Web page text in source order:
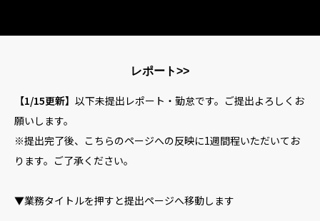
レポート>>
【1/15更新】 以下未提出レポート・勤怠です。ご提出よろしくお
願いします。
※提出完了後、こちらのページへの反映に1週間程いただいてお
ります。ご了承ください。
▼業務タイトルを押すと提出ページへ移動します
事業内容
お問い合わせ
プライバシーポリシー